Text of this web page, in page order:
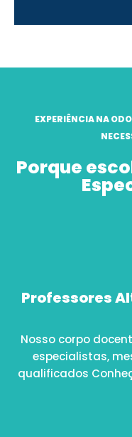
EXPERIÊNCIA NA
Porque
Professores
Nosso corpo
especialistas,
qualificados